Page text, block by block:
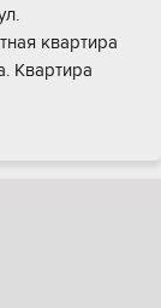
квapтирa
Квaртира